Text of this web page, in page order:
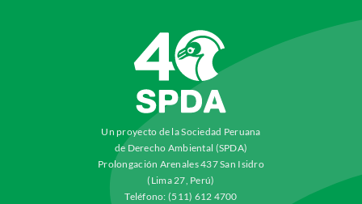
Un proyecto de la Sociedad Peruana
de Derecho Ambiental (SPDA)
Prolongación Arenales 437 San Isidro
(Lima 27, Perú)
Teléfono: (511) 612 4700